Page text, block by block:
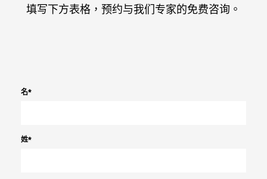
填写下方表格，预约与我们专家的免费咨询。
名*
姓*